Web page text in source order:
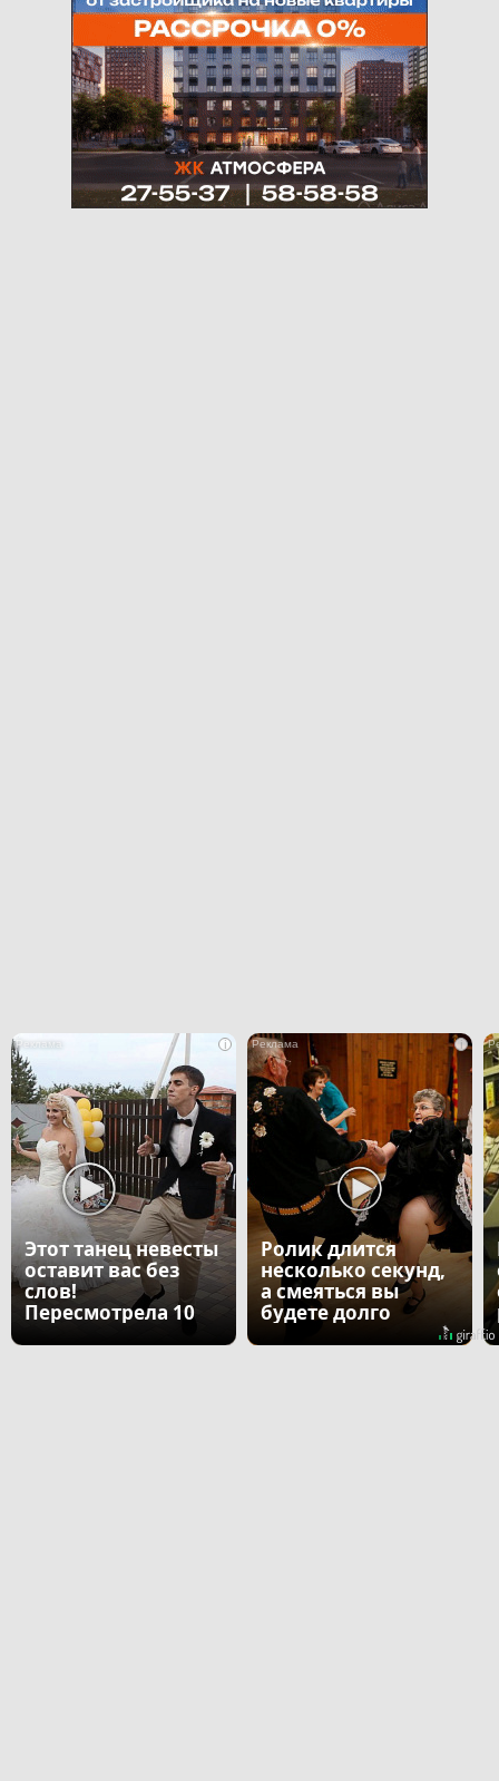
i
Этот танец невесты
оставит вас без
слов!
Пересмотрела 10
i
Ролик длится
несколько секунд,
а смеяться вы
будете долго